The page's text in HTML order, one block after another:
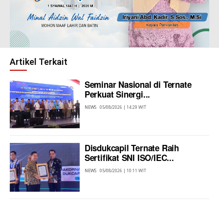
Artikel Terkait
Seminar Nasional di Ternate
Perkuat Sinergi...
NEWS 05/08/2026 | 14:29 WIT
Disdukcapil Ternate Raih
Sertifikat SNI ISO/IEC...
NEWS 05/08/2026 | 10:11 WIT